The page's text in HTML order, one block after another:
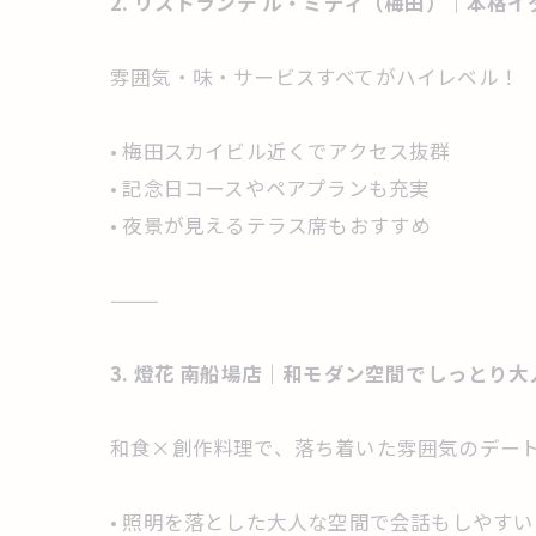
雰囲気・味・サービスすべてがハイレベル！
• 梅田スカイビル近くでアクセス抜群
• 記念日コースやペアプランも充実
• 夜景が見えるテラス席もおすすめ
⸻
3. 燈花 南船場店｜和モダン空間でしっとり大
和食×創作料理で、落ち着いた雰囲気のデート
• 照明を落とした大人な空間で会話もしやすい